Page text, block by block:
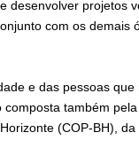
desenvolver projetos
com os
e das pessoas
também
(COP-BH),